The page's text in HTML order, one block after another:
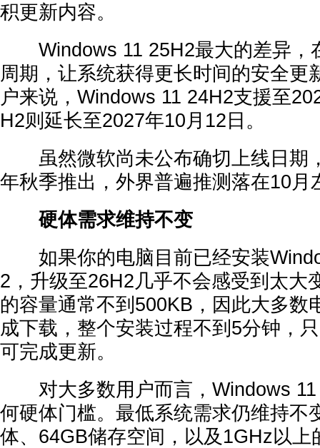
积更新内容。
Windows 11 25H2最大的差异，
周期，让系统获得更长时间的安全更
户来说，Windows 11 24H2支援至
H2则延长至2027年10月12日。
虽然微软尚未公布确切上线日期
年秋季推出，外界普遍推测落在10月
硬体需求维持不变
如果你的电脑目前已经安装
2，升级至26H2几乎不会感受到太大
的容量通常不到500KB，因此大多数
成下载，整个安装过程不到5分钟，
可完成更新。
对大多数用户而言，Windows 11
何硬体门槛。最低系统需求仍维持不
体、64GB储存空间，以及1GHz以上